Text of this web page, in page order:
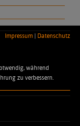
Impressum | Datenschutz
während
zu verbessern.